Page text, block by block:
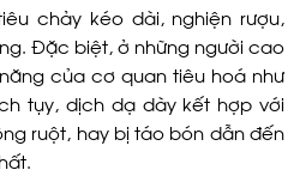
chảy kéo dài, nghiện rượu,
Đặc biệt, ở những người cao
của cơ quan tiêu hoá như
tụy, dịch dạ dày kết hợp với
ruột, hay bị táo bón dẫn đến